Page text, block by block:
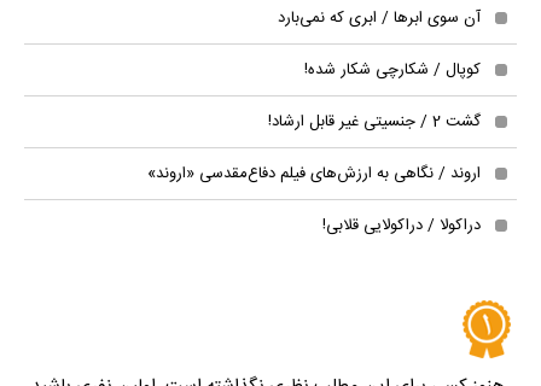
آن سوی ابرها / ابری که نمی‌بارد
کوپال / شکارچی شکار شده!
گشت 2 / جنسیتی غیر قابل ارشاد!
اروند / نگاهی به ارزش‌های فیلم دفاع‌مقدسی «اروند»
دراکولا / دراکولایی قلابی!